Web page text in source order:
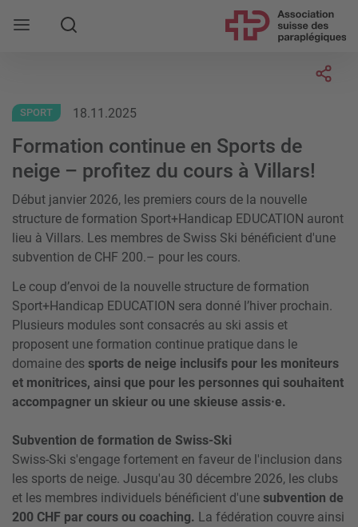
Rechercher
SPORT 18.11.2025
Formation continue en Sports de
neige – profitez du cours à Villars!
Début janvier 2026, les premiers cours de la nouvelle
structure de formation Sport+Handicap EDUCATION auront
lieu à Villars. Les membres de Swiss Ski bénéficient d'une
subvention de CHF 200.– pour les cours.
Le coup d’envoi de la nouvelle structure de formation
Sport+Handicap EDUCATION sera donné l’hiver prochain.
Plusieurs modules sont consacrés au ski assis et
proposent une formation continue pratique dans le
domaine des sports de neige inclusifs pour les moniteurs
et monitrices, ainsi que pour les personnes qui souhaitent
accompagner un skieur ou une skieuse assis·e.
Subvention de formation de Swiss-Ski
Swiss-Ski s'engage fortement en faveur de l'inclusion dans
les sports de neige. Jusqu'au 30 décembre 2026, les clubs
et les membres individuels bénéficient d'une subvention de
200 CHF par cours ou coaching. La fédération couvre ainsi